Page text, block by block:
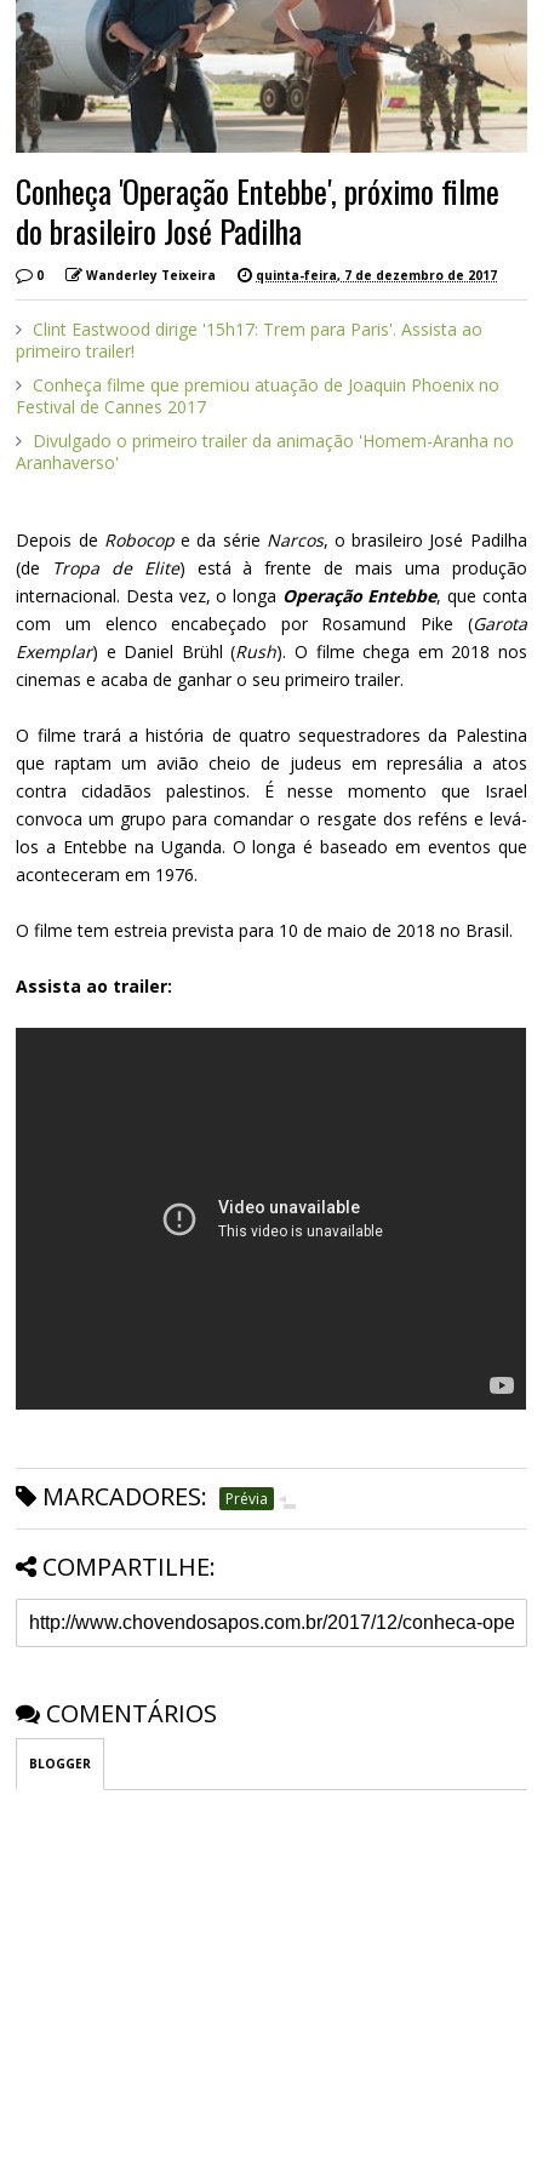
Conheça 'Operação Entebbe', próximo filme
do brasileiro José Padilha
0 Wanderley Teixeira quinta-feira, 7 de dezembro de 2017
Clint Eastwood dirige '15h17: Trem para Paris'. Assista ao
primeiro trailer!
Conheça filme que premiou atuação de Joaquin Phoenix no
Festival de Cannes 2017
Divulgado o primeiro trailer da animação 'Homem-Aranha no
Aranhaverso'
Depois de Robocope da série Narcos, o brasileiro José Padilha
(de Tropa de Elite) está à frente de mais uma produção
internacional. Desta vez, o longa Operação Entebbe, que conta
com um elenco encabeçado por Rosamund Pike (Garota
Exemplar) e Daniel Brühl (Rush). O filme chega em 2018 nos
cinemas e acaba de ganhar o seu primeiro trailer.
O filme trará a história de quatro sequestradores da Palestina
que raptam um avião cheio de judeus em represália a atos
contra cidadãos palestinos. É nesse momento que Israel
convoca um grupo para comandar o resgate dos reféns e levá-
los a Entebbe na Uganda. O longa é baseado em eventos que
aconteceram em 1976.
O filme tem estreia prevista para 10 de maio de 2018 no Brasil.
Assista ao trailer:
MARCADORES: Prévia
COMPARTILHE:
COMENTÁRIOS
BLOGGER